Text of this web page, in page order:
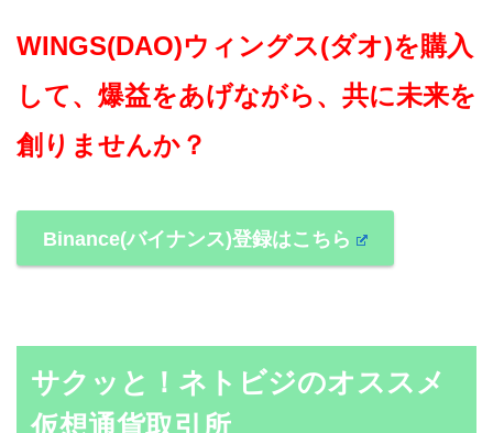
WINGS(DAO)ウィングス(ダオ)を購入
して、爆益をあげながら、共に未来を
創りませんか？
Binance(バイナンス)登録はこちら
サクッと！ネトビジのオススメ
仮想通貨取引所